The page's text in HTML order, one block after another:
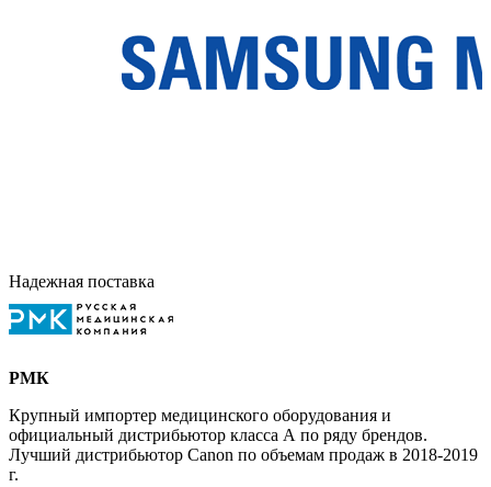
Надежная поставка
РМК
Крупный импортер медицинского оборудования и
официальный дистрибьютор класса А по ряду брендов.
Лучший дистрибьютор Canon по объемам продаж в 2018-2019
г.